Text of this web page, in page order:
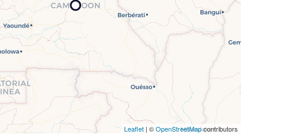
Leaflet | ©OpenStreetMapcontributors